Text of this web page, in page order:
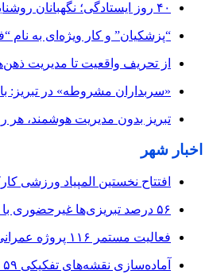
۴۰ روز ایستادگی؛ نگهبانان روشنایی خط مقدم را رها نکردند
“پزشکیان” و کار ویژه‌ای به نام
از تحریف واقعیت تا مدیریت
«سربداران مشروطه» در تبریز:
تبریز بدون مدیریت هوشمند، هر
اخبار شهر
افتتاح نخستین المپیاد ورزشی
۵۶ درصد تبریزی‌ها غیرحضوری با شهرداری ارتباط دارند
فعالیت مستمر ۱۱۶ پروژه عمرانی در شرایط جنگی
آماده‌سازی نقشه‌های تفکیکی ۵۹ هکتار از ارتش در کمربندی میانی